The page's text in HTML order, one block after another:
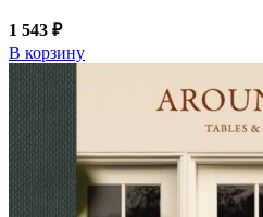
1 543 ₽
В корзину